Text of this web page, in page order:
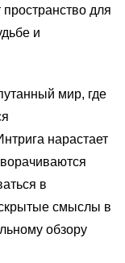
для
и
мир, где
нарастает
в
смыслы в
обзору